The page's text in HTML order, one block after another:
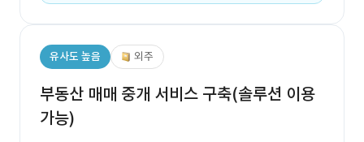
유사도 높음 외주
부동산 매매 중개 서비스 구축(솔루션 이용
가능)